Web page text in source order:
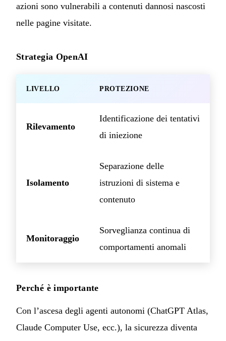
azioni sono vulnerabili a contenuti dannosi nascosti
nelle pagine visitate.
Strategia OpenAI
LIVELLO PROTEZIONE
Rilevamento
Identificazione dei tentativi
di iniezione
Isolamento
Separazione delle
istruzioni di sistema e
contenuto
Monitoraggio
Sorveglianza continua di
comportamenti anomali
Perché è importante
Con l’ascesa degli agenti autonomi (ChatGPT Atlas,
Claude Computer Use, ecc.), la sicurezza diventa